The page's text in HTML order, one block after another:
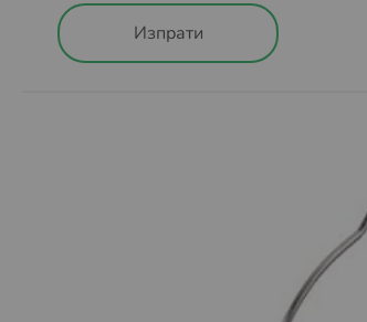
Извършват се доставка за цяла
При поръчка с доставка до
48 часа през интернет страницата
Повече за как работи услугата,
Повече за Общите условия за
Изпрати